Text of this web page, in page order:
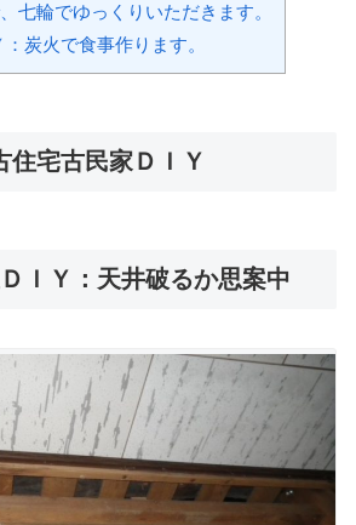
七輪でゆっくりいただきます。
炭火で食事作ります。
住宅古民家ＤＩＹ
ＩＹ：天井破るか思案中